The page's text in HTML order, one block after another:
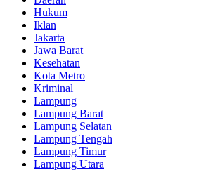
Hukum
Iklan
Jakarta
Jawa Barat
Kesehatan
Kota Metro
Kriminal
Lampung
Lampung Barat
Lampung Selatan
Lampung Tengah
Lampung Timur
Lampung Utara